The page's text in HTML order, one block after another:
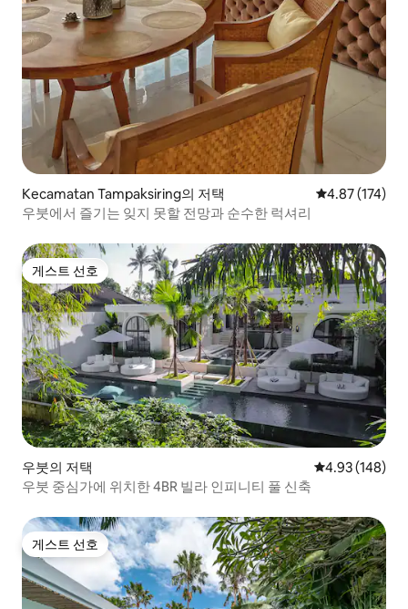
Kecamatan Tampaksiring의 저택 평점 4.87점(5
4.87 (174)
우붓에서 즐기는 잊지 못할 전망과 순수한 럭셔리
게스트 선호
게스트 선호
우붓의 저택 평점 4.93점(5
4.93 (148)
우붓 중심가에 위치한 4BR 빌라 인피니티 풀 신축
게스트 선호
게스트 선호